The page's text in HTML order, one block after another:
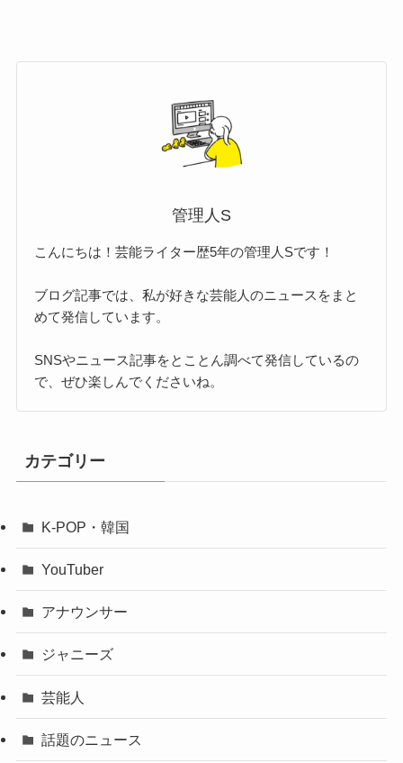
管理人S
こんにちは！芸能ライター歴5年の管理人Sです！
ブログ記事では、私が好きな芸能人のニュースをまと
めて発信しています。
SNSやニュース記事をとことん調べて発信しているの
で、ぜひ楽しんでくださいね。
カテゴリー
K-POP・韓国
YouTuber
アナウンサー
ジャニーズ
芸能人
話題のニュース